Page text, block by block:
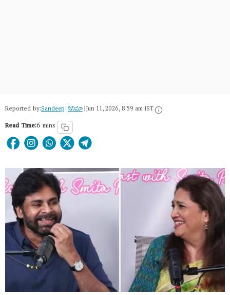
Reported by:Sandeep|సినిమా|Jun 11, 2026, 8:59 am IST
Read Time:6 mins